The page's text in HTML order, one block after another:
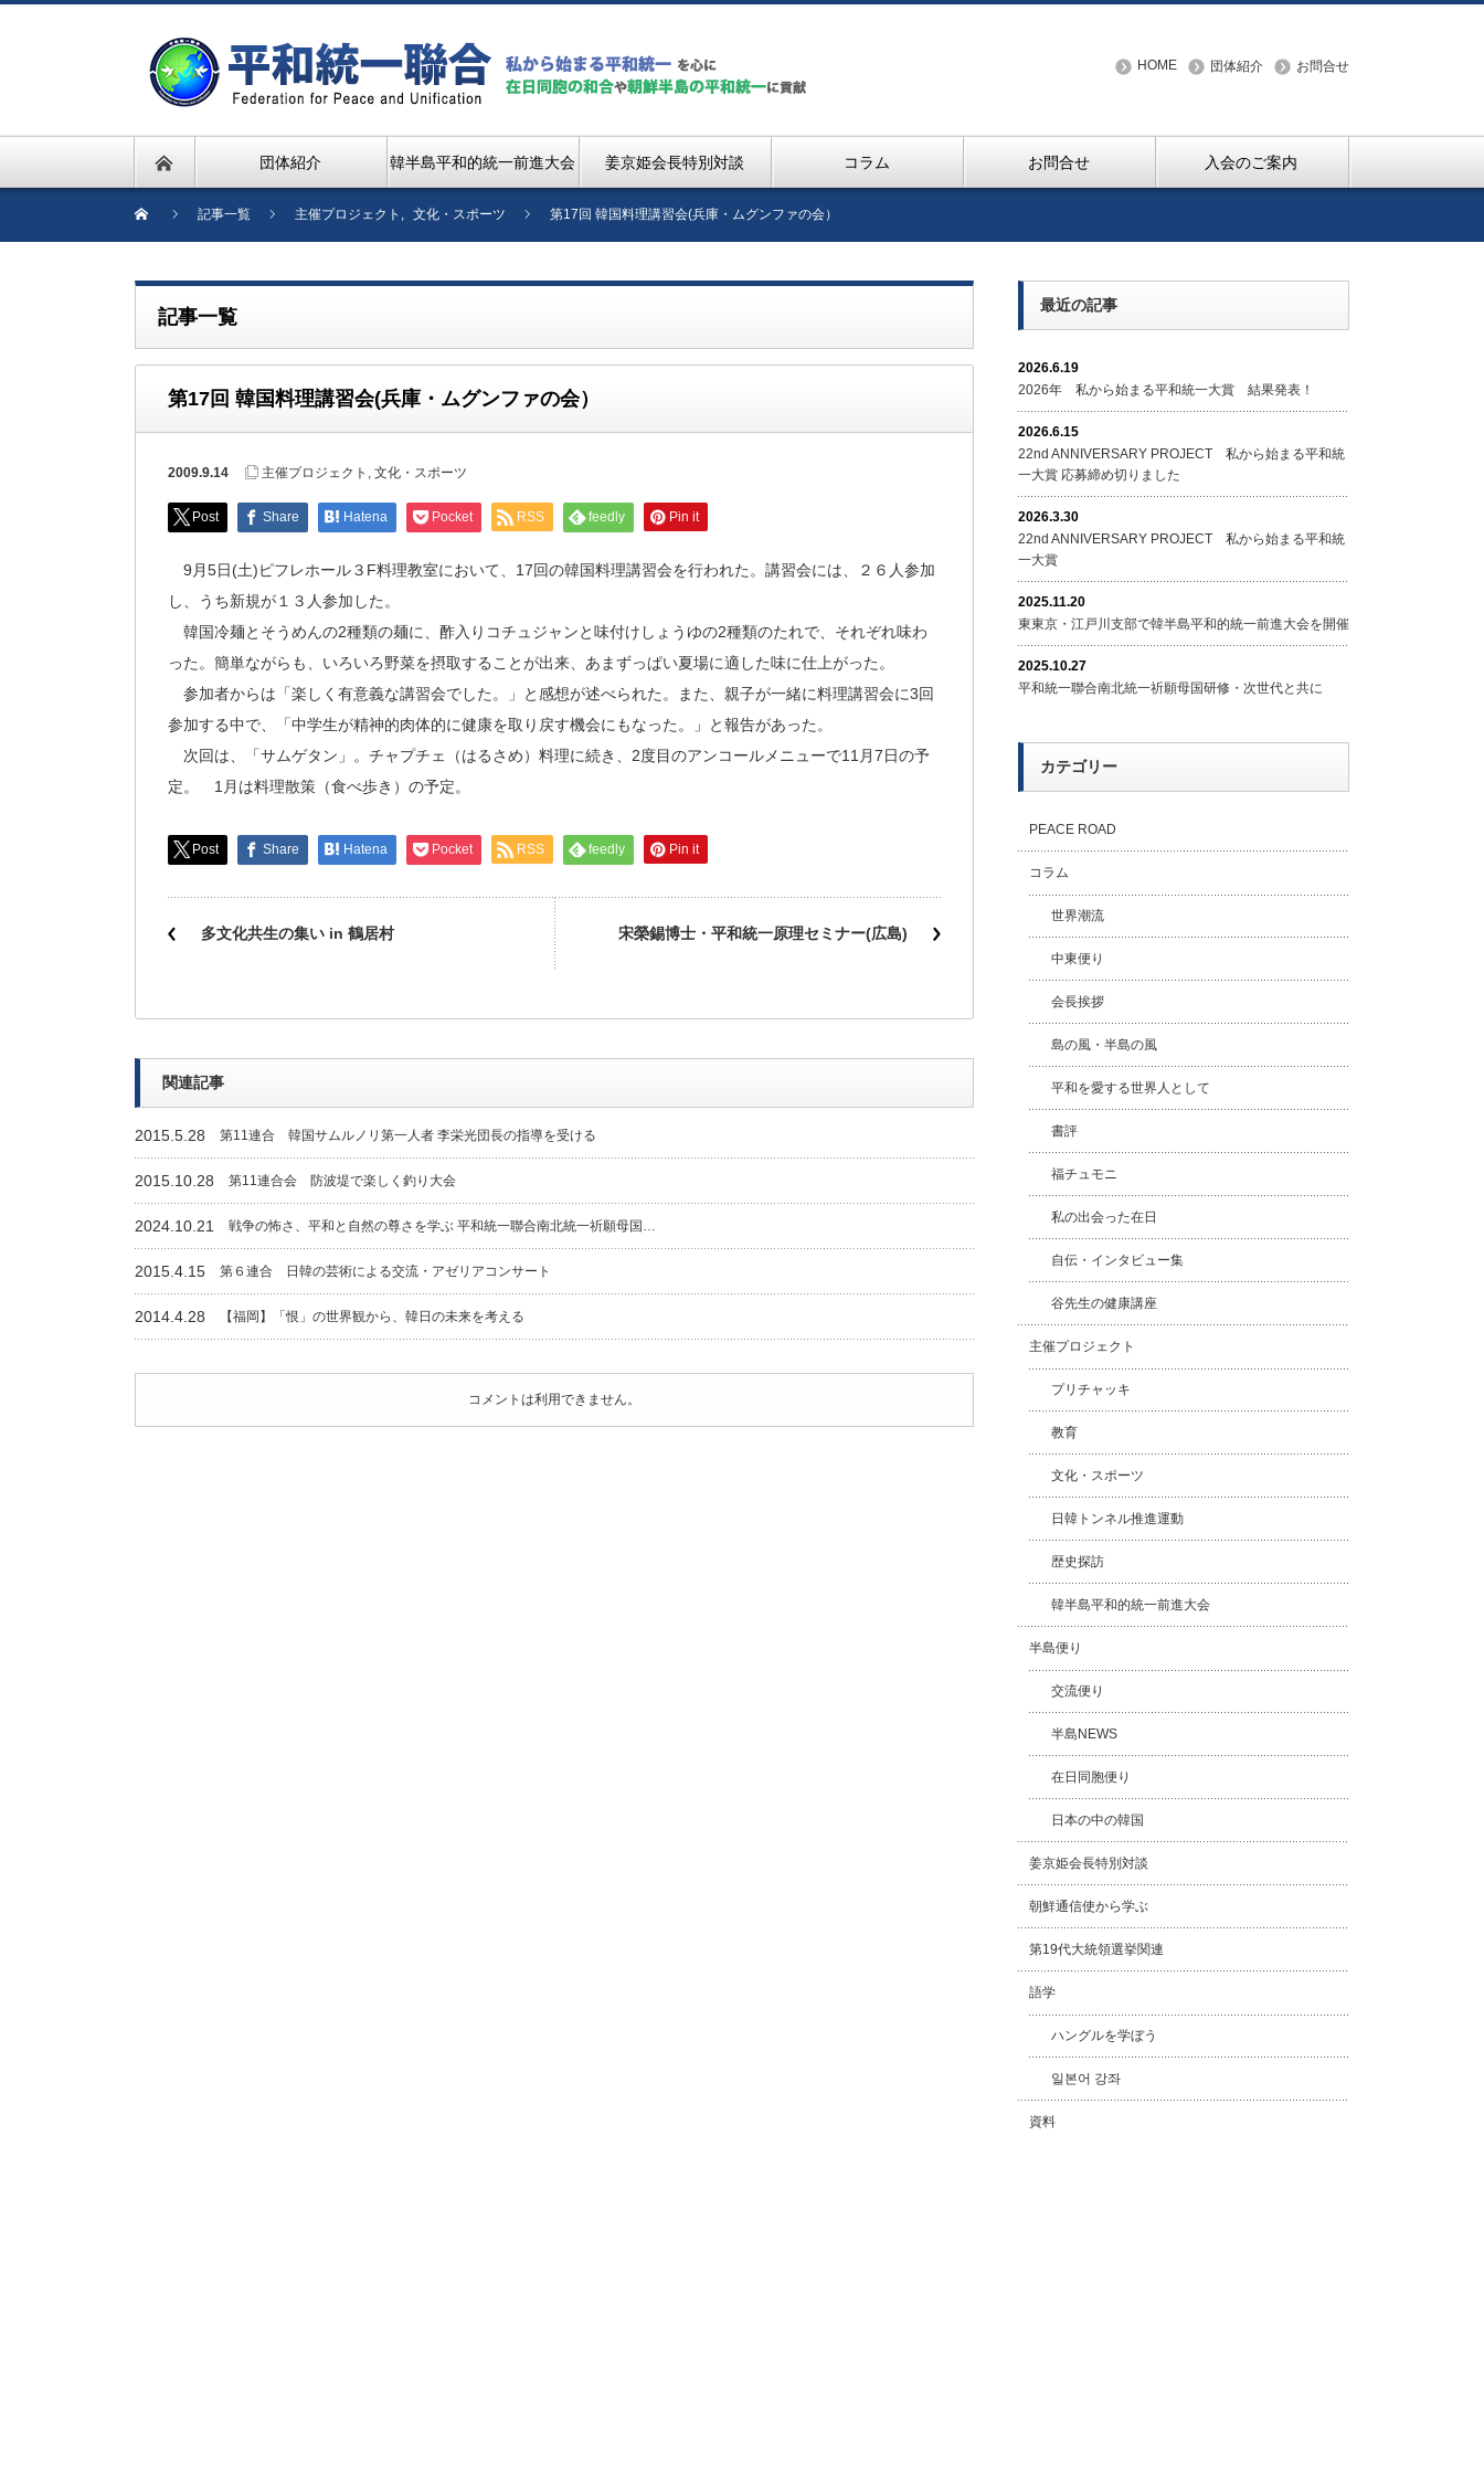
HOME 団体紹介 お問合せ
団体紹介 韓半島平和的統一前進大会 姜京姫会長特別対談 コラム お問合せ 入会のご案内
記事一覧 主催プロジェクト , 文化・スポーツ 第17回 韓国料理講習会(兵庫・ムグンファの会）
記事一覧
第17回 韓国料理講習会(兵庫・ムグンファの会）
2009.9.14 主催プロジェクト , 文化・スポーツ
Post Share Hatena Pocket RSS feedly Pin it
9月5日(土)ピフレホール３F料理教室において、17回の韓国料理講習会を行われた。講習会には、２６人参加
し、うち新規が１３人参加した。
韓国冷麺とそうめんの2種類の麺に、酢入りコチュジャンと味付けしょうゆの2種類のたれで、それぞれ味わ
った。簡単ながらも、いろいろ野菜を摂取することが出来、あまずっぱい夏場に適した味に仕上がった。
参加者からは「楽しく有意義な講習会でした。」と感想が述べられた。また、親子が一緒に料理講習会に3回
参加する中で、「中学生が精神的肉体的に健康を取り戻す機会にもなった。」と報告があった。
次回は、「サムゲタン」。チャプチェ（はるさめ）料理に続き、2度目のアンコールメニューで11月7日の予
定。 1月は料理散策（食べ歩き）の予定。
Post Share Hatena Pocket RSS feedly Pin it
多文化共生の集い in 鶴居村 宋榮錫博士・平和統一原理セミナー(広島)
関連記事
2015.5.28 第11連合 韓国サムルノリ第一人者 李栄光団長の指導を受ける
2015.10.28 第11連合会 防波堤で楽しく釣り大会
2024.10.21 戦争の怖さ、平和と自然の尊さを学ぶ 平和統一聯合南北統一祈願母国…
2015.4.15 第６連合 日韓の芸術による交流・アゼリアコンサート
2014.4.28 【福岡】「恨」の世界観から、韓日の未来を考える
コメントは利用できません。
最近の記事
2026.6.19
2026年 私から始まる平和統一大賞 結果発表！
2026.6.15
22nd ANNIVERSARY PROJECT 私から始まる平和統
一大賞 応募締め切りました
2026.3.30
22nd ANNIVERSARY PROJECT 私から始まる平和統
一大賞
2025.11.20
東東京・江戸川支部で韓半島平和的統一前進大会を開催
2025.10.27
平和統一聯合南北統一祈願母国研修・次世代と共に
カテゴリー
PEACE ROAD
コラム
世界潮流
中東便り
会長挨拶
島の風・半島の風
平和を愛する世界人として
書評
福チュモニ
私の出会った在日
自伝・インタビュー集
谷先生の健康講座
主催プロジェクト
プリチャッキ
教育
文化・スポーツ
日韓トンネル推進運動
歴史探訪
韓半島平和的統一前進大会
半島便り
交流便り
半島NEWS
在日同胞便り
日本の中の韓国
姜京姫会長特別対談
朝鮮通信使から学ぶ
第19代大統領選挙関連
語学
ハングルを学ぼう
일본어 강좌
資料